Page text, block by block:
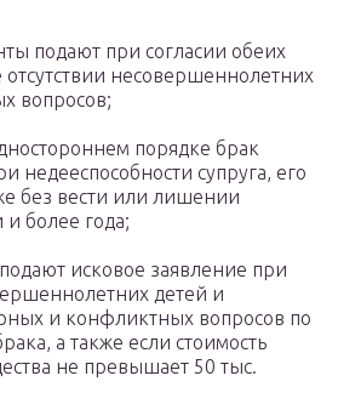
подают при согласии обеих
отсутствии несовершеннолетних
вопросов;
порядке брак
недееспособности супруга, его
без вести или лишении
более года;
исковое заявление при
детей и
и конфликтных вопросов по
а также если стоимость
не превышает 50 тыс.